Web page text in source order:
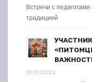
Встречи с
традицией
31.01.2023